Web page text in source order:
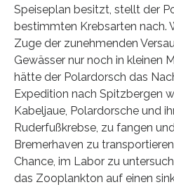
Speiseplan besitzt, stellt der
bestimmten Krebsarten nach.
Zuge der zunehmenden
Gewässer nur noch in kleinen
hätte der Polardorsch das
Expedition nach Spitzbergen
Kabeljaue, Polardorsche und
Ruderfußkrebse, zu fangen
Bremerhaven zu
Chance, im Labor zu
das Zooplankton auf einen